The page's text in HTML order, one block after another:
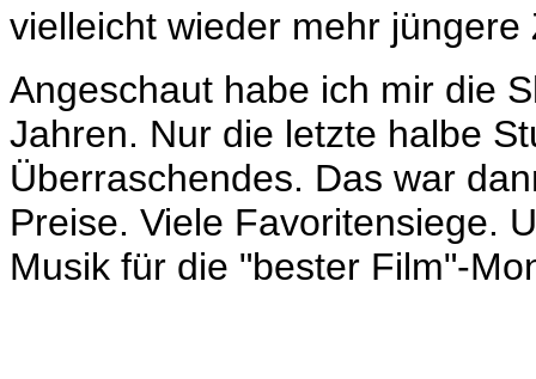
vielleicht wieder mehr
Angeschaut habe ich mir die
Jahren. Nur die letzte halbe
Überraschendes. Das war
Preise. Viele Favoritensiege.
Musik für die "bester Film"-